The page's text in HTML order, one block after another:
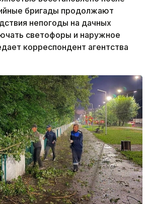
бригады продолжают
непогоды на дачных
светофоры и наружное
корреспондент агентства